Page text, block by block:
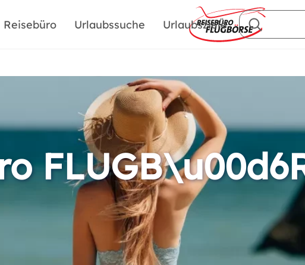
Reisebüro Urlaubssuche Urlaubsziele